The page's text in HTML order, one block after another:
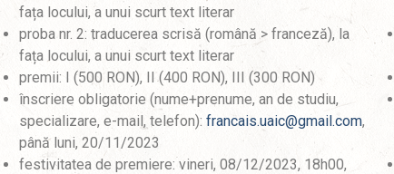
fața locului, a unui scurt text literar
proba nr. 2: traducerea scrisă (română > franceză), la
fața locului, a unui scurt text literar
premii: I (500 RON), II (400 RON), III (300 RON)
înscriere obligatorie (nume+prenume, an de studiu,
specializare, e-mail, telefon): francais.uaic@gmail.com,
până luni, 20/11/2023
festivitatea de premiere: vineri, 08/12/2023, 18h00,